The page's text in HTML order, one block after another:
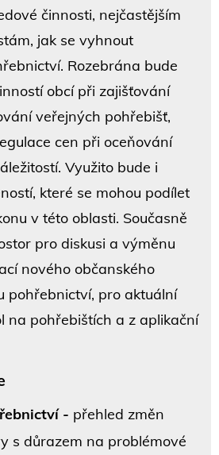
činnosti, nejčastějším
jak se vyhnout
Rozebrána bude
obcí při zajišťování
veřejných pohřebišť,
cen při oceňování
Využito bude i
které se mohou podílet
v této oblasti. Současně
pro diskusi a výměnu
nového občanského
pohřebnictví, pro aktuální
na pohřebištích a z aplikační
- přehled změn
s důrazem na problémové